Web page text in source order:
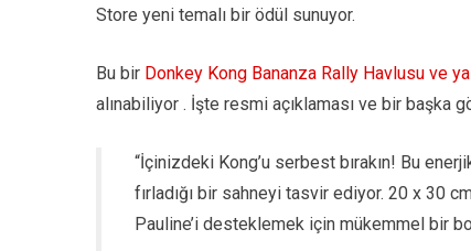
Store yeni temalı bir ödül sunuyor.
Bu bir Donkey Kong Bananza Rally Havlusu ve
alınabiliyor . İşte resmi açıklaması ve bir başka
“İçinizdeki Kong’u serbest bırakın! Bu
fırladığı bir sahneyi tasvir ediyor. 20 x 30
Pauline’i desteklemek için mükemmel bir